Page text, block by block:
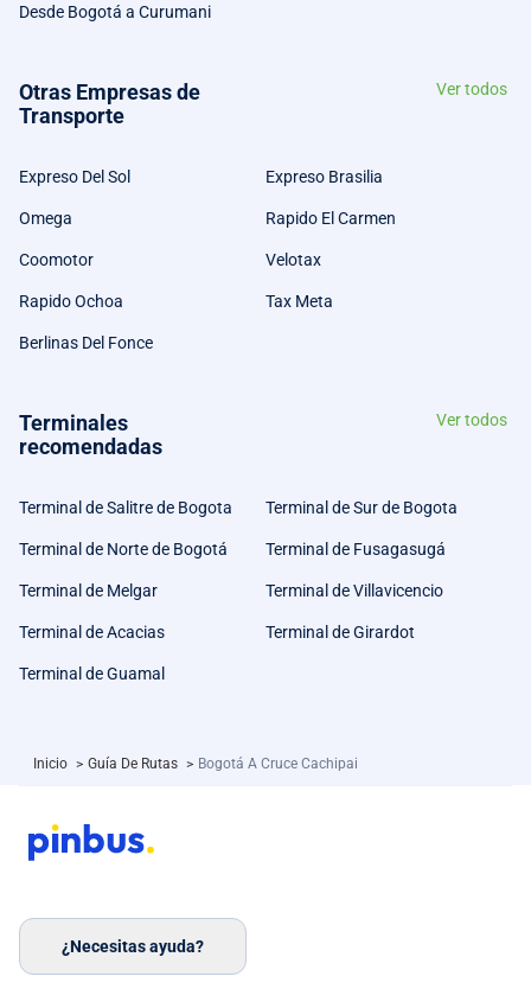
Desde Bogotá a Curumani
Otras Empresas de
Transporte
Ver todos
Expreso Del Sol Expreso Brasilia
Omega Rapido El Carmen
Coomotor Velotax
Rapido Ochoa Tax Meta
Berlinas Del Fonce
Terminales
recomendadas
Ver todos
Terminal de Salitre de Bogota Terminal de Sur de Bogota
Terminal de Norte de Bogotá Terminal de Fusagasugá
Terminal de Melgar Terminal de Villavicencio
Terminal de Acacias Terminal de Girardot
Terminal de Guamal
Inicio > Guía De Rutas > Bogotá A Cruce Cachipai
¿Necesitas ayuda?